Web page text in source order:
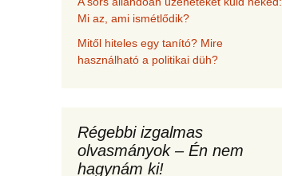
Mi az, ami ismétlődik?
Mitől hiteles egy tanító? Mire
használható a politikai düh?
Régebbi izgalmas
olvasmányok – Én nem
hagynám ki!